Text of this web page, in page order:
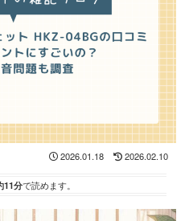
2026.01.18 2026.02.10
11分で読めます。